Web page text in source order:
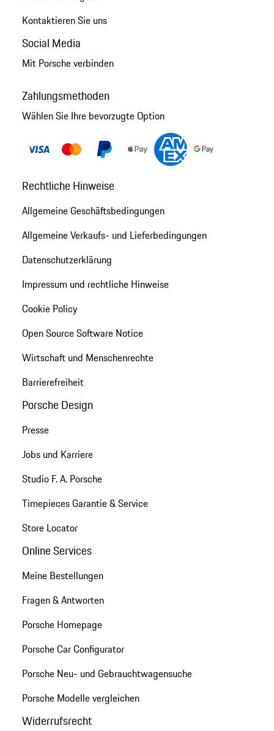
Kontaktieren Sie uns
Social Media
Mit Porsche verbinden
Zahlungsmethoden
Wählen Sie Ihre bevorzugte Option
Rechtliche Hinweise
Allgemeine Geschäftsbedingungen
Allgemeine Verkaufs- und Lieferbedingungen
Datenschutzerklärung
Impressum und rechtliche Hinweise
Cookie Policy
Open Source Software Notice
Wirtschaft und Menschenrechte
Barrierefreiheit
Porsche Design
Presse
Jobs und Karriere
Studio F. A. Porsche
Timepieces Garantie & Service
Store Locator
Online Services
Meine Bestellungen
Fragen & Antworten
Porsche Homepage
Porsche Car Configurator
Porsche Neu- und Gebrauchtwagensuche
Porsche Modelle vergleichen
Widerrufsrecht